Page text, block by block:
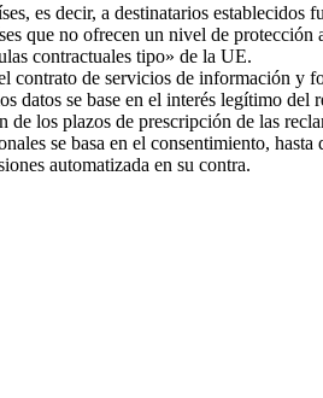
es decir, a destinatarios
que no ofrecen un nivel de
contractuales tipo» de la UE.
contrato de servicios de información
datos se base en el interés legítimo
los plazos de prescripción de las
se basa en el consentimiento,
automatizada en su contra.